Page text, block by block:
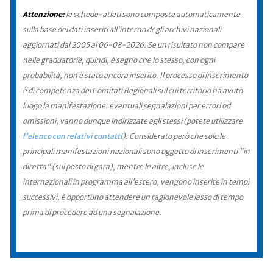
Attenzione:le schede-atleti sono composte automaticamente
sulla base dei dati inseriti all'interno degli archivi nazionali
aggiornati dal 2005 al 06-08-2026. Se un risultato non compare
nelle graduatorie, quindi, è segno che lo stesso, con ogni
probabilità, non è stato ancora inserito. Il processo di inserimento
è di competenza dei Comitati Regionali sul cui territorio ha avuto
luogo la manifestazione: eventuali segnalazioni per errori od
omissioni, vanno dunque indirizzate agli stessi (potete utilizzare
l'elenco con relativi contatti). Considerato però che solo le
principali manifestazioni nazionali sono oggetto di inserimenti "in
diretta" (sul posto di gara), mentre le altre, incluse le
internazionali in programma all'estero, vengono inserite in tempi
successivi, è opportuno attendere un ragionevole lasso di tempo
prima di procedere ad una segnalazione.